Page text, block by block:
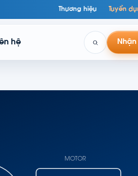
Thương hiệu Tuyển
hệ
MOTOR